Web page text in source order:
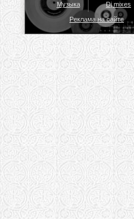
Музыка Dj mixes
Реклама на сайте